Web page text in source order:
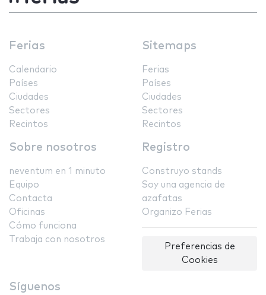
Ferias
Calendario
Países
Ciudades
Sectores
Recintos
Sitemaps
Ferias
Países
Ciudades
Sectores
Recintos
Sobre nosotros
neventum en 1 minuto
Equipo
Contacta
Oficinas
Cómo funciona
Trabaja con nosotros
Registro
Construyo stands
Soy una agencia de
azafatas
Organizo Ferias
Preferencias de
Cookies
Síguenos